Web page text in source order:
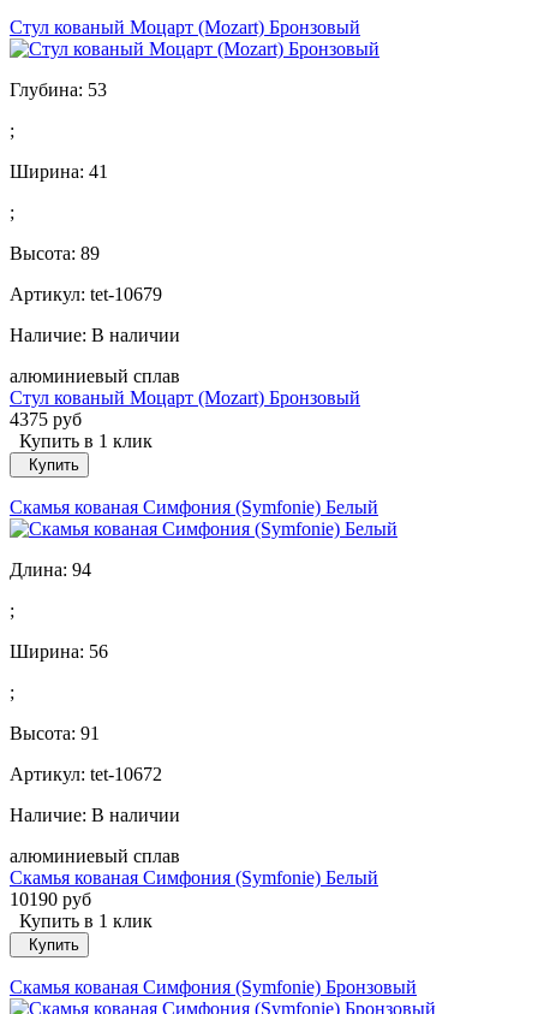
Стул кованый Моцарт (Mozart) Бронзовый
Глубина: 53
;
Ширина: 41
;
Высота: 89
Артикул: tet-10679
Наличие: В наличии
алюминиевый сплав
Стул кованый Моцарт (Mozart) Бронзовый
4375 руб
Купить в 1 клик
Купить
Скамья кованая Симфония (Symfonie) Белый
Длина: 94
;
Ширина: 56
;
Высота: 91
Артикул: tet-10672
Наличие: В наличии
алюминиевый сплав
Скамья кованая Симфония (Symfonie) Белый
10190 руб
Купить в 1 клик
Купить
Скамья кованая Симфония (Symfonie) Бронзовый